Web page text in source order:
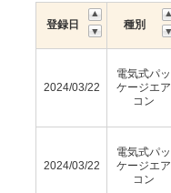
登録日 種別
2024/03/22
電気式パッ
ケージエア
コン
2024/03/22
電気式パッ
ケージエア
コン